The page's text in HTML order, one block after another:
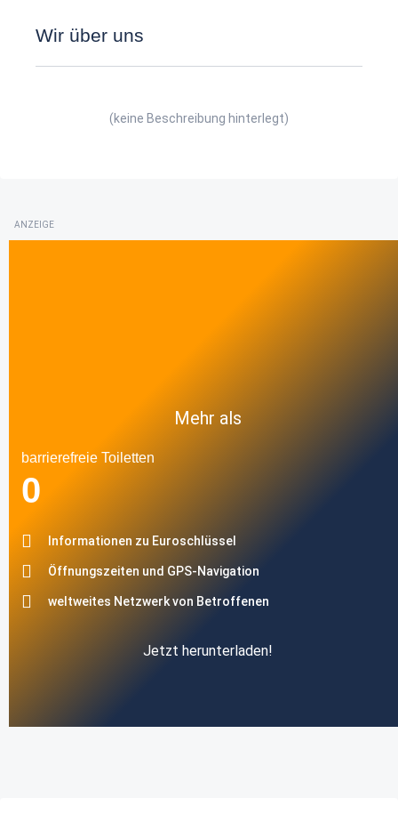
Wir über uns
(keine Beschreibung hinterlegt)
ANZEIGE
Mehr als
barrierefreie Toiletten
0
Informationen zu Euroschlüssel
Öffnungszeiten und GPS-Navigation
weltweites Netzwerk von Betroffenen
Jetzt herunterladen!